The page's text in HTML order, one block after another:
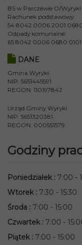
BS w Parczewie O/Wyryki
Rachunek podstawowy:
54 8042 0006 2001
Odpady komunalne:
65 8042 0006 0680
DANE
Gmina Wyryki
NIP: 5651445591
REGON: 110197842
Urząd Gminy Wyryki
NIP: 5651320381
REGON: 000551579
Godziny
Poniedziałek: 7:00 -
Wtorek: 7:30 - 15:30
Środa : 7:00 - 15:00
Czwartek: 7:00 -
Piątek: 7:00 - 15:00